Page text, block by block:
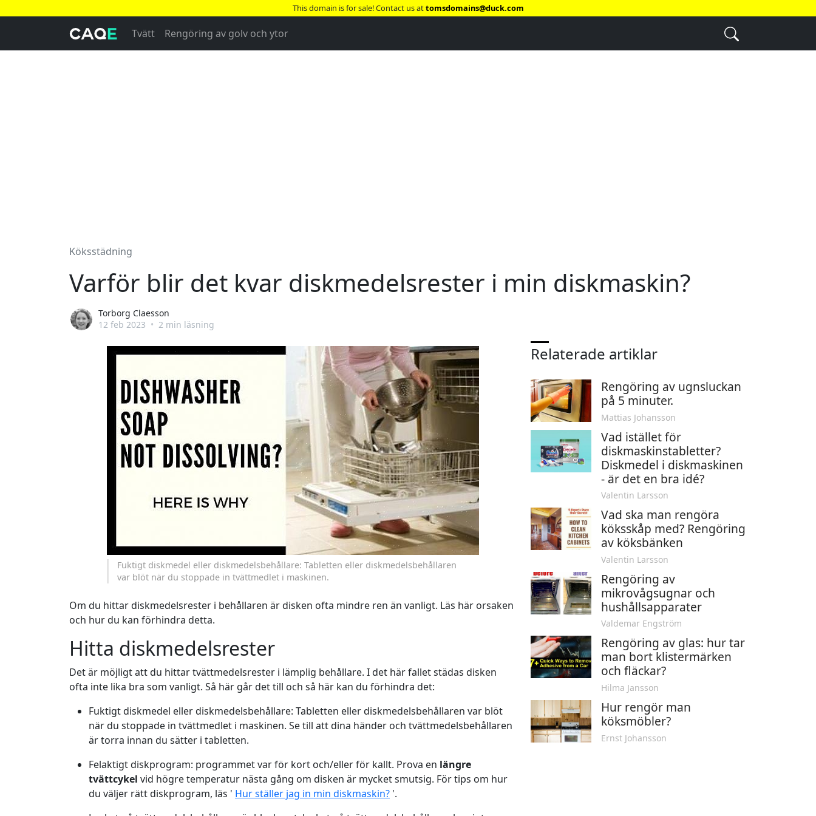
This domain is for sale! Contact us attomsdomains@duck.com
Tvätt Rengöring av golv och ytor
Köksstädning
Varför blir det kvar diskmedelsrester i min diskmaskin?
Torborg Claesson
12 feb 2023 • 2 min läsning
Fuktigt diskmedel eller diskmedelsbehållare: Tabletten eller diskmedelsbehållaren
var blöt när du stoppade in tvättmedlet i maskinen.
Om du hittar diskmedelsrester i behållaren är disken ofta mindre ren än vanligt. Läs här orsaken
och hur du kan förhindra detta.
Hitta diskmedelsrester
Det är möjligt att du hittar tvättmedelsrester i lämplig behållare. I det här fallet städas disken
ofta inte lika bra som vanligt. Så här går det till och så här kan du förhindra det:
Fuktigt diskmedel eller diskmedelsbehållare: Tabletten eller diskmedelsbehållaren var blöt
när du stoppade in tvättmedlet i maskinen. Se till att dina händer och tvättmedelsbehållaren
är torra innan du sätter i tabletten.
Felaktigt diskprogram: programmet var för kort och/eller för kallt. Prova en längre
tvättcykel vid högre temperatur nästa gång om disken är mycket smutsig. För tips om hur
du väljer rätt diskprogram, läs ' Hur ställer jag in min diskmaskin? '.
Relaterade artiklar
Rengöring av ugnsluckan
på 5 minuter.
Mattias Johansson
Vad istället för
diskmaskinstabletter?
Diskmedel i diskmaskinen
- är det en bra idé?
Valentin Larsson
Vad ska man rengöra
köksskåp med? Rengöring
av köksbänken
Valentin Larsson
Rengöring av
mikrovågsugnar och
hushållsapparater
Valdemar Engström
Rengöring av glas: hur tar
man bort klistermärken
och fläckar?
Hilma Jansson
Hur rengör man
köksmöbler?
Ernst Johansson